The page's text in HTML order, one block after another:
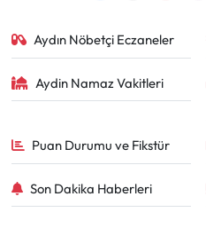
Aydın Nöbetçi Eczaneler
Aydin Namaz Vakitleri
Puan Durumu ve Fikstür
Son Dakika Haberleri